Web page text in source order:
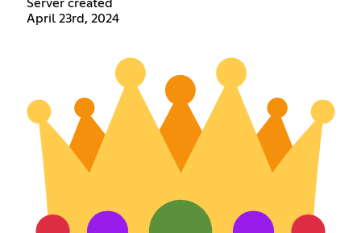
Server created
April 23rd, 2024